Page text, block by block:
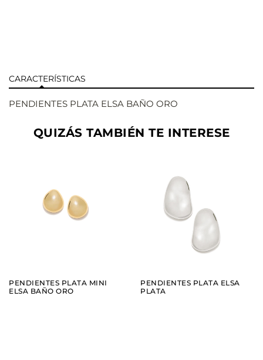
CARACTERÍSTICAS
PENDIENTES PLATA ELSA BAÑO ORO
QUIZÁS TAMBIÉN TE INTERESE
VER AÑADIR
PENDIENTES PLATA MINI
ELSA BAÑO ORO
AÑADIR
PENDIENTES PLATA ELSA
PLATA